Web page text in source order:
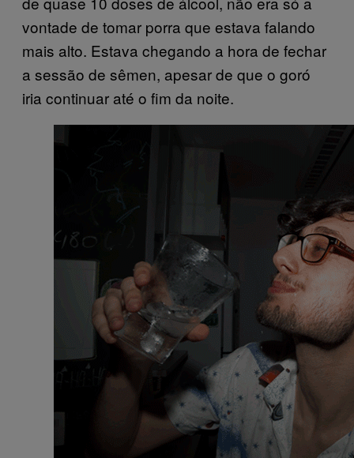
vontade de tomar porra que estava falando
mais alto. Estava chegando a hora de fechar
a sessão de sêmen, apesar de que o goró
iria continuar até o fim da noite.